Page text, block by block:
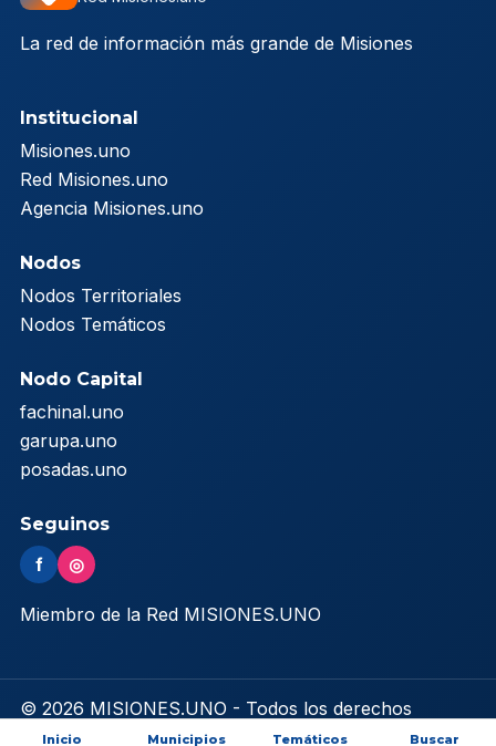
La red de información más grande de Misiones
Institucional
Misiones.uno
Red Misiones.uno
Agencia Misiones.uno
Nodos
Nodos Territoriales
Nodos Temáticos
Nodo Capital
fachinal.uno
garupa.uno
posadas.uno
Seguinos
f ◎
Miembro de la Red MISIONES.UNO
© 2026 MISIONES.UNO - Todos los derechos
reservados
Inicio Municipios Temáticos Buscar